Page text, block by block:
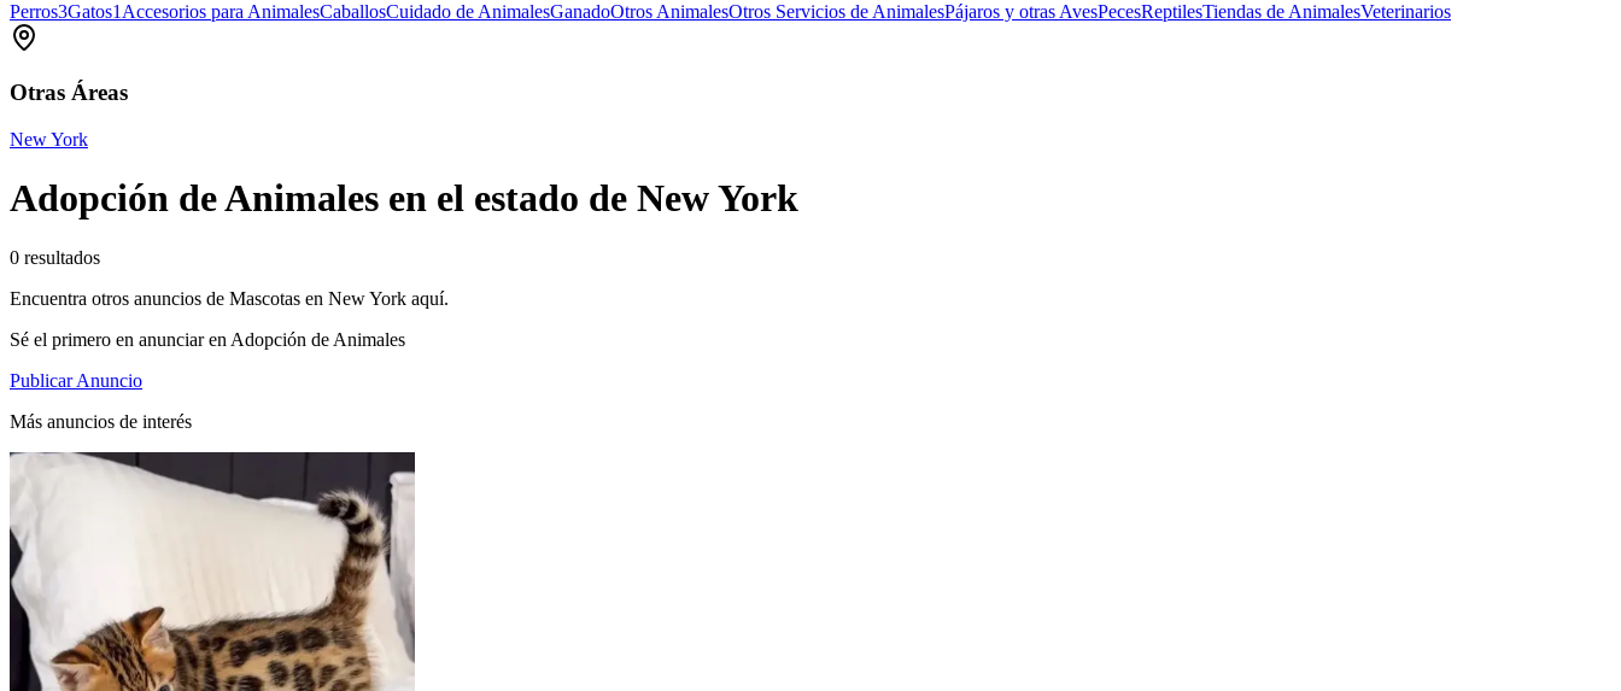
Perros3Gatos1Accesorios para AnimalesCaballosCuidado de AnimalesGanadoOtros AnimalesOtros Servicios de AnimalesPájaros y otras AvesPecesReptilesTiendas de AnimalesVeterinarios
Otras Áreas
New York
Adopción de Animales en el estado de New York
0 resultados
Encuentra otros anuncios de Mascotas en New York aquí.
Sé el primero en anunciar en Adopción de Animales
Publicar Anuncio
Más anuncios de interés